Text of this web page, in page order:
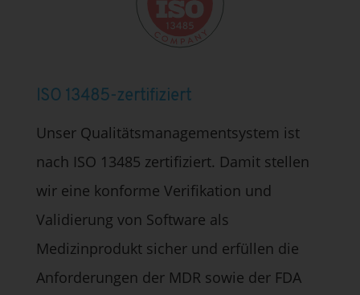
ISO 13485-zertifiziert
Unser Qualitätsmanagementsystem ist
nach ISO 13485 zertifiziert. Damit stellen
wir eine konforme Verifikation und
Validierung von Software als
Medizinprodukt sicher und erfüllen die
Anforderungen der MDR sowie der FDA